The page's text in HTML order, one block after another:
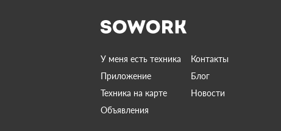
У меня есть техника
Контакты
Приложение
Блог
Техника на карте
Новости
Объявления